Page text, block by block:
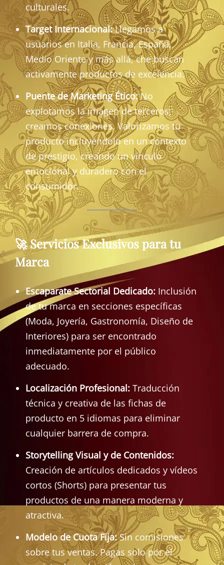
culturales.
Target Internacional:Llegamos a
usuarios en Italia, Francia, España,
Medio Oriente y más allá, che buscan
activamente productos de excelencia.
Puente de Marketing Ético:No
explotamos la imagen de terceros;
creamos conexiones. Valorizamos tu
producto incluyéndolo en un contexto
de prestigio, creando un vínculo
emocional y duradero con el
consumidor.
🚀 Servicios Exclusivos para tu
Marca
Escaparate Sectorial Dedicado: Inclusión
de tu marca en secciones específicas
(Moda, Joyería, Gastronomía, Diseño de
Interiores) para ser encontrado
inmediatamente por el público
adecuado.
Localización Profesional: Traducción
técnica y creativa de las fichas de
producto en 5 idiomas para eliminar
cualquier barrera de compra.
Storytelling Visual y de Contenidos:
Creación de artículos dedicados y vídeos
cortos (Shorts) para presentar tus
productos de una manera moderna y
atractiva.
Modelo de Cuota Fija:Sin comisiones
sobre tus ventas. Pagas solo por el